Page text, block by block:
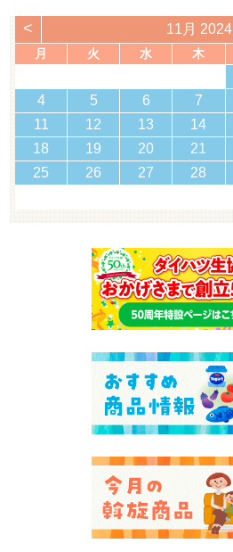
< 11月 2024
月 火 水 木
4
5 6 7
11
12 13 14
18
19 20 21
25
26 27 28